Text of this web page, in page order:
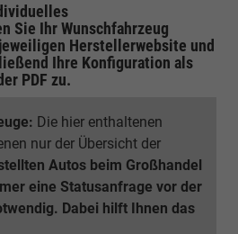
Sie Ihr Wunschfahrzeug
Herstellerwebsite und
Ihre Konfiguration als
PDF zu.
Die hier enthaltenen
nur der Übersicht der
Autos beim Großhandel
eine Statusanfrage vor der
Dabei hilft Ihnen das